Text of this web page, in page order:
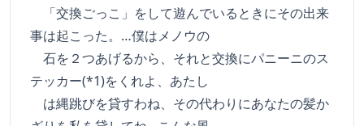
「交換ごっこ」をして遊んでいるときにその出来
事は起こった。…僕はメノウの
石を２つあげるから、それと交換にパニーニのス
テッカー(*1)をくれよ、あたし
は縄跳びを貸すわね、その代わりにあなたの髪か